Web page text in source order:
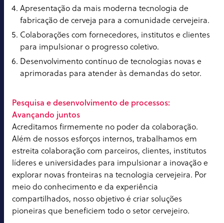
Apresentação da mais moderna tecnologia de
fabricação de cerveja para a comunidade cervejeira.
Colaborações com fornecedores, institutos e clientes
para impulsionar o progresso coletivo.
Desenvolvimento contínuo de tecnologias novas e
aprimoradas para atender às demandas do setor.
Pesquisa e desenvolvimento de processos:
Avançando juntos
Acreditamos firmemente no poder da colaboração.
Além de nossos esforços internos, trabalhamos em
estreita colaboração com parceiros, clientes, institutos
líderes e universidades para impulsionar a inovação e
explorar novas fronteiras na tecnologia cervejeira. Por
meio do conhecimento e da experiência
compartilhados, nosso objetivo é criar soluções
pioneiras que beneficiem todo o setor cervejeiro.